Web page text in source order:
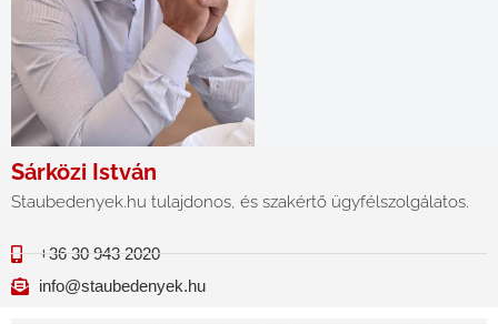
Sárközi István
Staubedenyek.hu tulajdonos, és szakértő ügyfélszolgálatos.
+36 30 943 2020
info@staubedenyek.hu